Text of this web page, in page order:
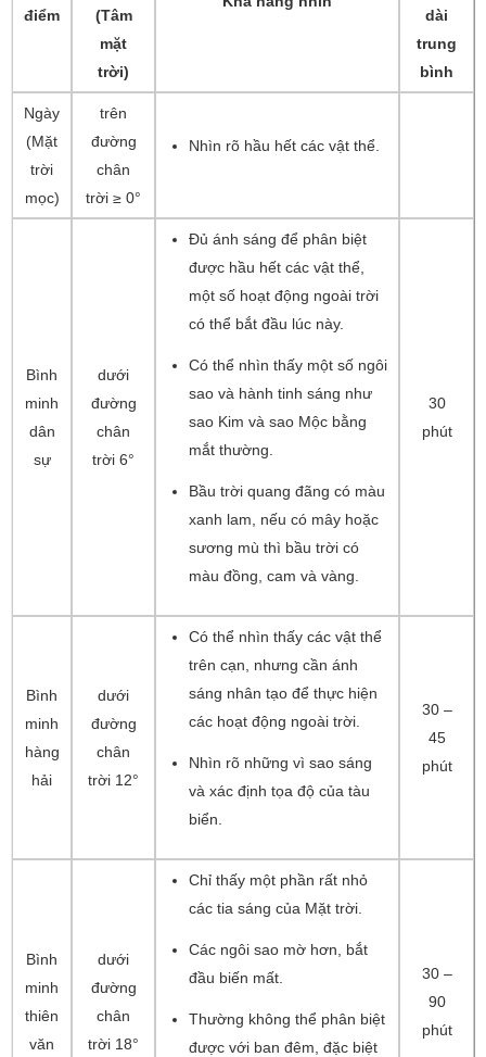
điểm
(Tâm
mặt
trời)
dài
trung
bình
Ngày
(Mặt
trời
mọc)
trên
đường
chân
trời ≥ 0°
Nhìn rõ hầu hết các vật thể.
Bình
minh
dân
sự
dưới
đường
chân
trời 6°
Đủ ánh sáng để phân biệt
được hầu hết các vật thể,
một số hoạt động ngoài trời
có thể bắt đầu lúc này.
Có thể nhìn thấy một số ngôi
sao và hành tinh sáng như
sao Kim và sao Mộc bằng
mắt thường.
Bầu trời quang đãng có màu
xanh lam, nếu có mây hoặc
sương mù thì bầu trời có
màu đồng, cam và vàng.
30
phút
Bình
minh
hàng
hải
dưới
đường
chân
trời 12°
Có thể nhìn thấy các vật thể
trên cạn, nhưng cần ánh
sáng nhân tạo để thực hiện
các hoạt động ngoài trời.
Nhìn rõ những vì sao sáng
và xác định tọa độ của tàu
biển.
30 –
45
phút
Bình
minh
thiên
văn
dưới
đường
chân
trời 18°
Chỉ thấy một phần rất nhỏ
các tia sáng của Mặt trời.
Các ngôi sao mờ hơn, bắt
đầu biến mất.
Thường không thể phân biệt
được với ban đêm, đặc biệt
30 –
90
phút